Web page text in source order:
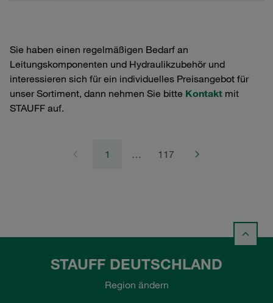
Sie haben einen regelmäßigen Bedarf an
Leitungskomponenten und Hydraulikzubehör und
interessieren sich für ein individuelles Preisangebot für
unser Sortiment, dann nehmen Sie bitte Kontakt mit
STAUFF auf.
1 … 117
STAUFF DEUTSCHLAND
Region ändern